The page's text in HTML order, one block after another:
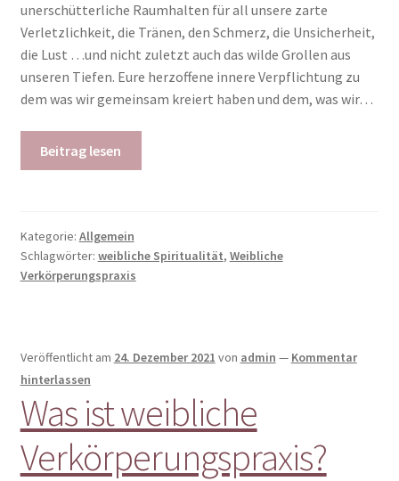
unerschütterliche Raumhalten für all unsere zarte
Verletzlichkeit, die Tränen, den Schmerz, die Unsicherheit,
die Lust …und nicht zuletzt auch das wilde Grollen aus
unseren Tiefen. Eure herzoffene innere Verpflichtung zu
dem was wir gemeinsam kreiert haben und dem, was wir…
Beitrag lesen
Kategorie: Allgemein
Schlagwörter: weibliche Spiritualität, Weibliche
Verkörperungspraxis
Veröffentlicht am 24. Dezember 2021 von admin — Kommentar
hinterlassen
Was ist weibliche
Verkörperungspraxis?